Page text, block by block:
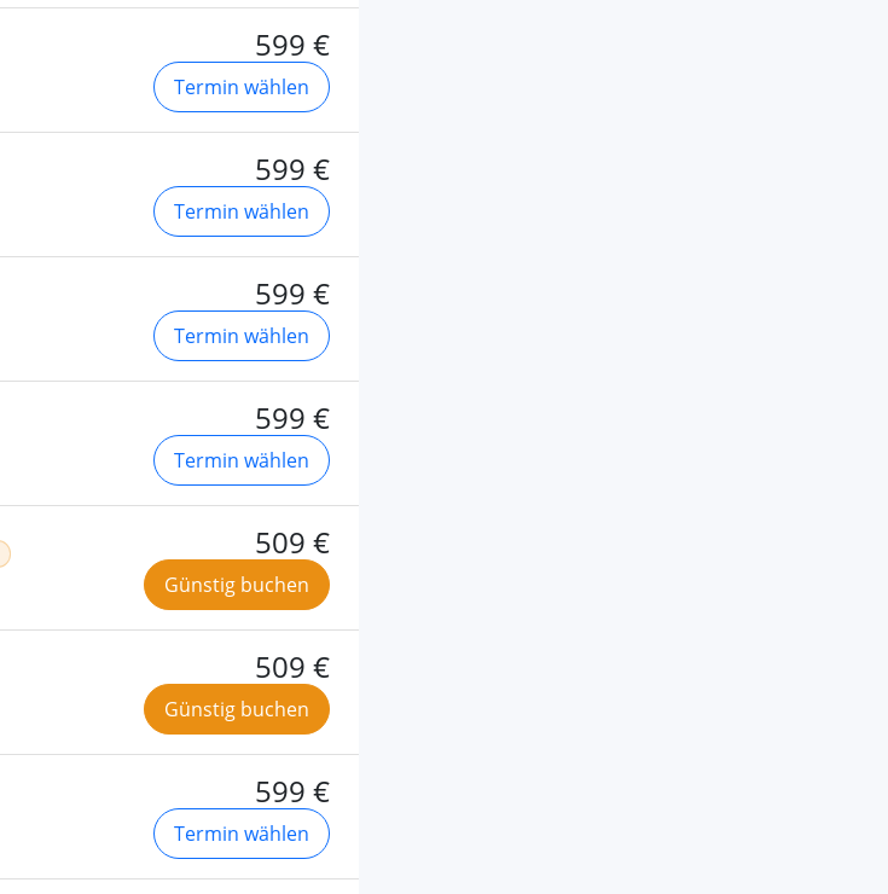
599 €
Termin wählen
599 €
Termin wählen
599 €
Termin wählen
599 €
Termin wählen
509 €
Günstig buchen
509 €
Günstig buchen
599 €
Termin wählen